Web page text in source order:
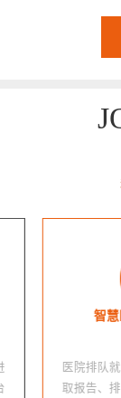
智慧
医院排队就
取报告、排